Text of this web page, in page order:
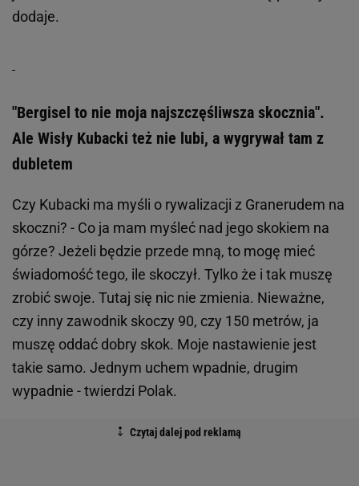
dodaje.
"Bergisel to nie moja najszczęśliwsza skocznia".
Ale Wisły Kubacki też nie lubi, a wygrywał tam z
dubletem
Czy Kubacki ma myśli o rywalizacji z Granerudem na
skoczni? - Co ja mam myśleć nad jego skokiem na
górze? Jeżeli będzie przede mną, to mogę mieć
świadomość tego, ile skoczył. Tylko że i tak muszę
zrobić swoje. Tutaj się nic nie zmienia. Nieważne,
czy inny zawodnik skoczy 90, czy 150 metrów, ja
muszę oddać dobry skok. Moje nastawienie jest
takie samo. Jednym uchem wpadnie, drugim
wypadnie - twierdzi Polak.